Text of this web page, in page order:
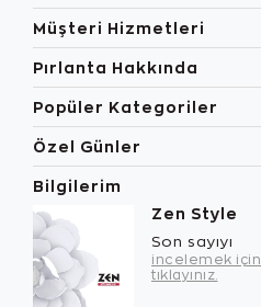
Müşteri Hizmetleri
Pırlanta Hakkında
Popüler Kategoriler
Özel Günler
Bilgilerim
Zen Style
Son sayıyı
incelemek için
tıklayınız.